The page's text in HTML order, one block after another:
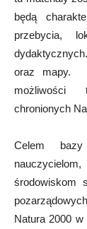
będą
przebycia,
oraz mapy.
możliwości
chronionych
Celem
środowiskom
Natura 2000